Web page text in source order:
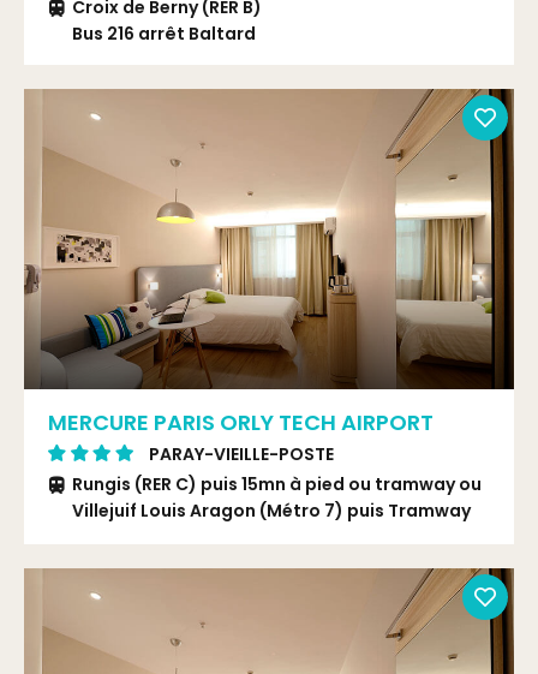
Croix de Berny (RER B)
Bus 216 arrêt Baltard
MERCURE PARIS ORLY TECH AIRPORT
PARAY-VIEILLE-POSTE
Rungis (RER C) puis 15mn à pied ou tramway ou
Villejuif Louis Aragon (Métro 7) puis Tramway